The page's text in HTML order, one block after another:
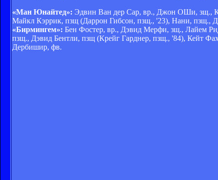
«Ман Юнайтед»: Эдвин Ван дер Сар, вр., Джон ОШи, зщ.,
Майкл Кэррик, пзщ (Даррон Гибсон, пзщ., '23), Нани, пзщ.,
«Бирмингем»: Бен Фостер, вр., Дэвид Мерфи, зщ., Лайем
пзщ., Дэвид Бентли, пзщ (Крейг Гарднер, пзщ., '84), Кейт
Дербишир, фв.